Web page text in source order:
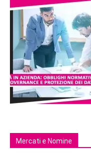
Mercati e Nomine